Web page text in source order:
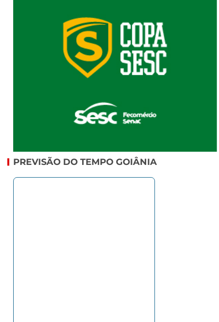
PREVISÃO DO TEMPO GOIÂNIA